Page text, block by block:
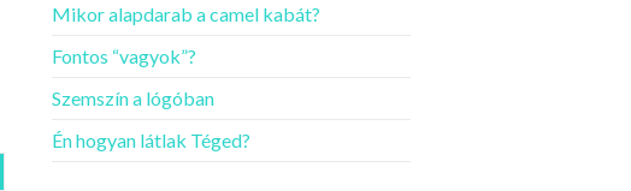
Mikor alapdarab a camel kabát?
Fontos “vagyok”?
Szemszín a lógóban
Én hogyan látlak Téged?